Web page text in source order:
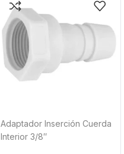
Adaptador Inserción Cuerda
Interior 3/8″